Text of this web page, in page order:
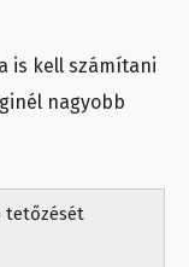
is kell számítani
nagyobb
tetőzését